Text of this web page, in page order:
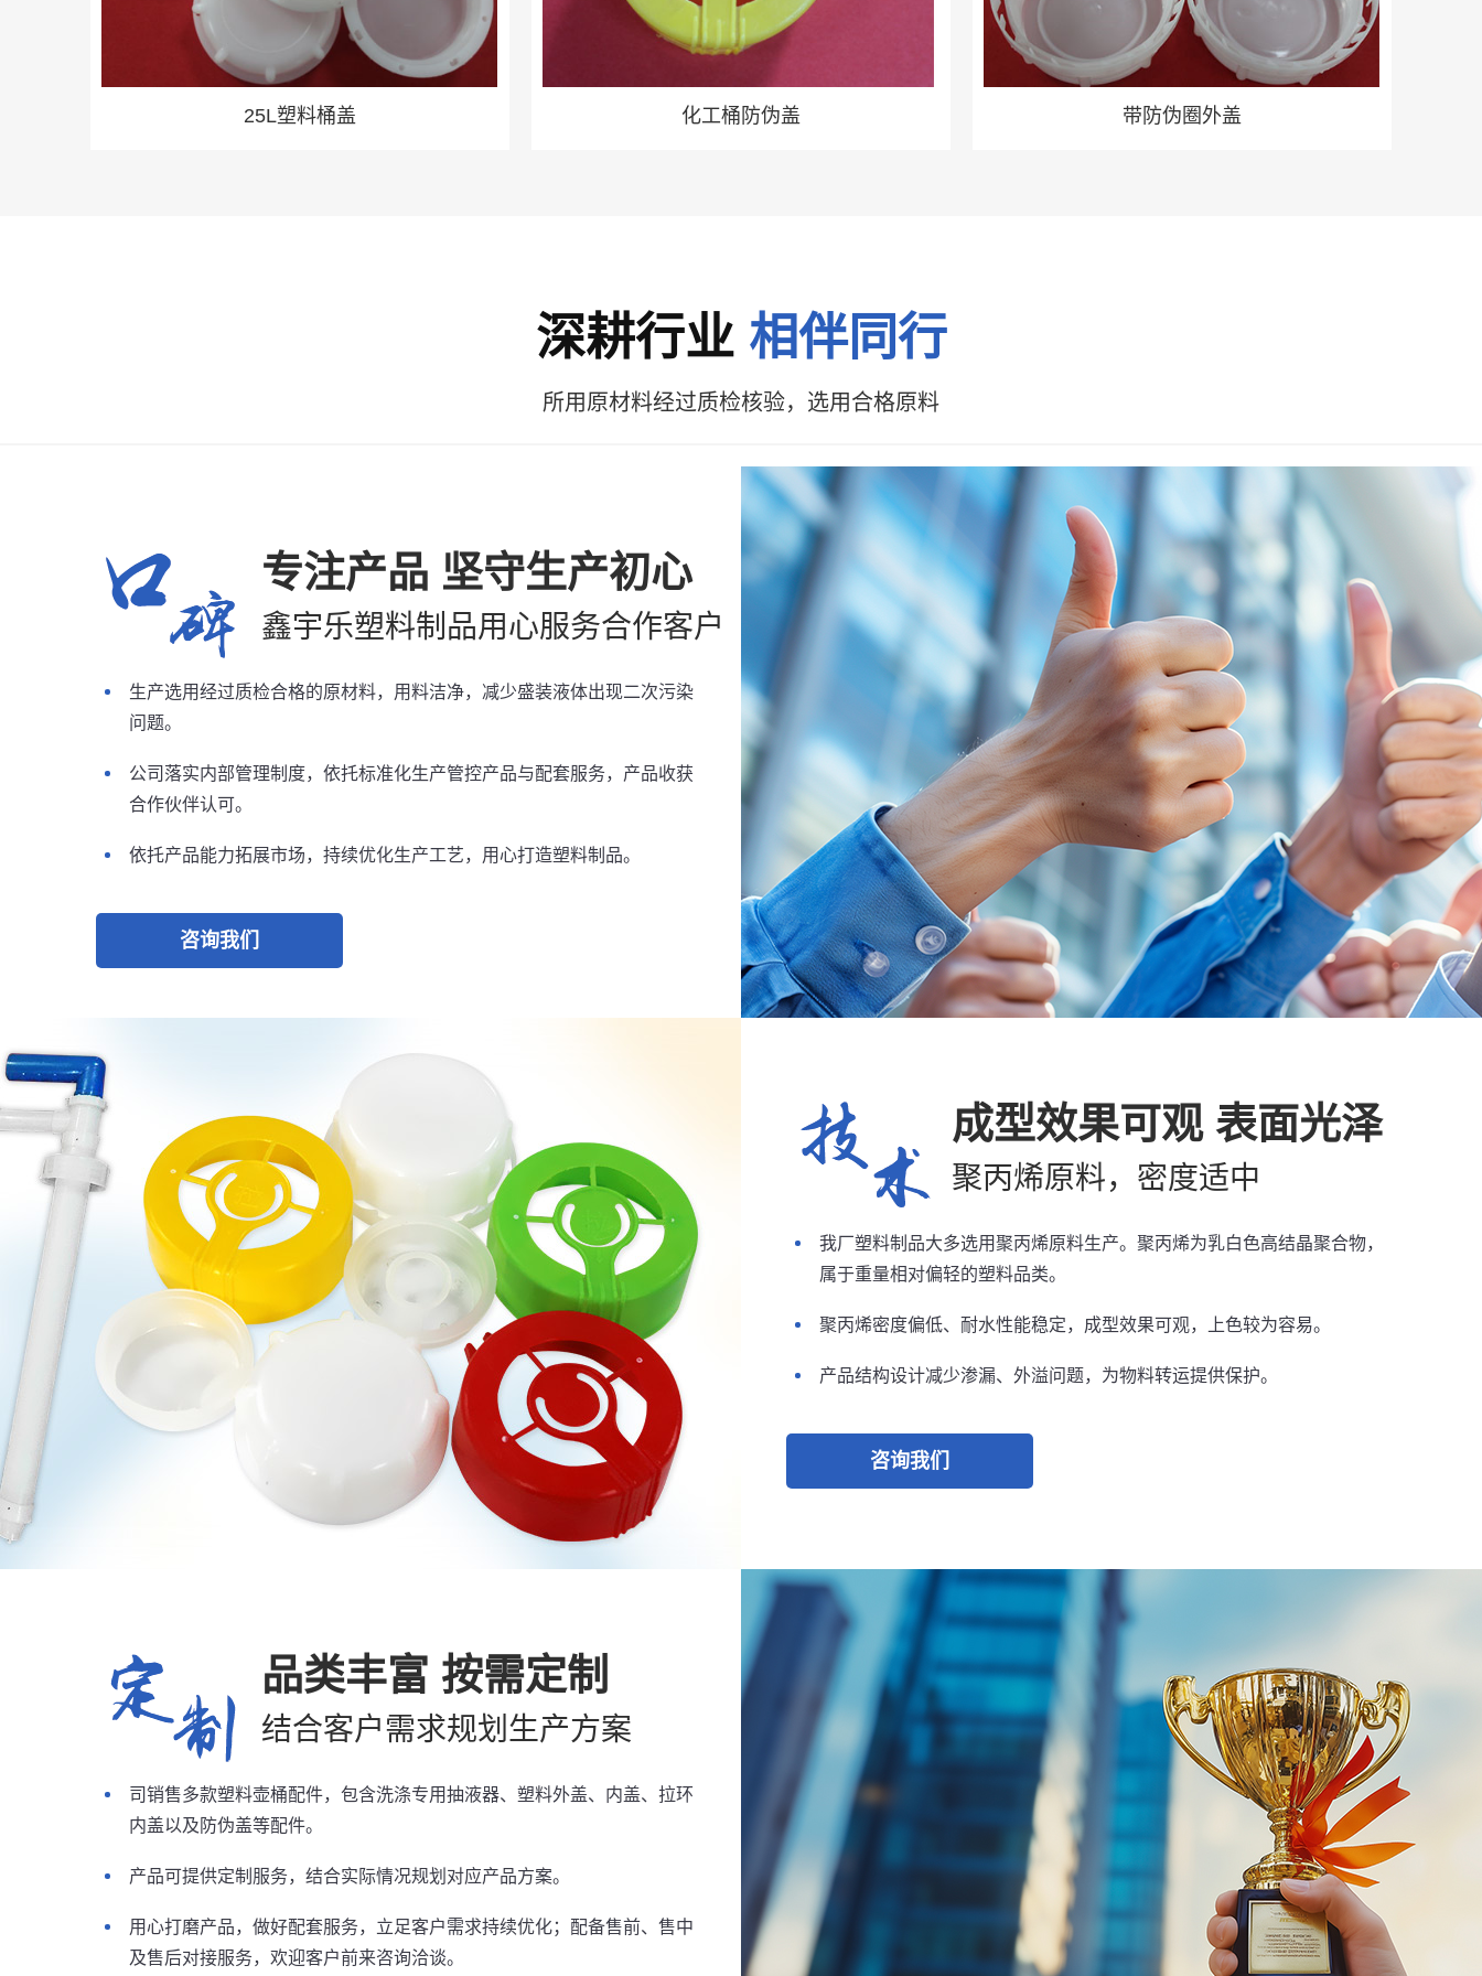
25L塑料桶盖 化工桶防伪盖 带防伪圈外盖
深耕行业 相伴同行
所用原材料经过质检核验，选用合格原料
专注产品 坚守生产初心
鑫宇乐塑料制品用心服务合作客户
生产选用经过质检合格的原材料，用料洁净，减少盛装液体出现二次污染
问题。
公司落实内部管理制度，依托标准化生产管控产品与配套服务，产品收获
合作伙伴认可。
依托产品能力拓展市场，持续优化生产工艺，用心打造塑料制品。
咨询我们
成型效果可观 表面光泽
聚丙烯原料，密度适中
我厂塑料制品大多选用聚丙烯原料生产。聚丙烯为乳白色高结晶聚合物，
属于重量相对偏轻的塑料品类。
聚丙烯密度偏低、耐水性能稳定，成型效果可观，上色较为容易。
产品结构设计减少渗漏、外溢问题，为物料转运提供保护。
咨询我们
品类丰富 按需定制
结合客户需求规划生产方案
司销售多款塑料壶桶配件，包含洗涤专用抽液器、塑料外盖、内盖、拉环
内盖以及防伪盖等配件。
产品可提供定制服务，结合实际情况规划对应产品方案。
用心打磨产品，做好配套服务，立足客户需求持续优化；配备售前、售中
及售后对接服务，欢迎客户前来咨询洽谈。